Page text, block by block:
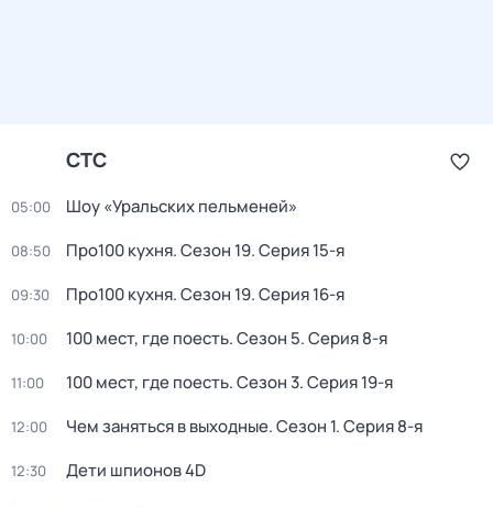
СТС
05:00 Шоу «Уральских пельменей»
08:50 Про100 кухня. Сезон 19. Серия 15-я
09:30 Про100 кухня. Сезон 19. Серия 16-я
10:00 100 мест, где поесть. Сезон 5. Серия 8-я
11:00 100 мест, где поесть. Сезон 3. Серия 19-я
12:00 Чем заняться в выходные. Сезон 1. Серия 8-я
12:30 Дети шпионов 4D